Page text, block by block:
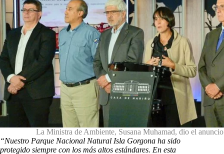
La Ministra de Ambiente, Susana Muhamad, dio el
“Nuestro Parque Nacional Natural Isla Gorgona ha sido
protegido siempre con los más altos estándares. En esta